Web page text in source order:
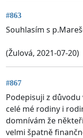
#863
Souhlasím s
(Žulová, 2021-07-20)
#867
Podepisuji z
celé mé rodiny i
domnívám že
velmi špatně